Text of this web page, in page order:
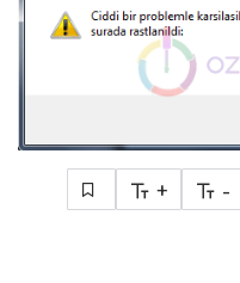
+ -